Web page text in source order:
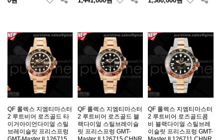
QF 롤렉스 지엠티마스터
2 루트비어 로즈골드 타
이거아이언다이얼 스틸
브레이슬릿 프리스프렁
QF 롤렉스 지엠티마스터
2 루트비어 로즈골드 블
랙다이얼 스틸브레이슬
릿 프리스프렁 GMT-
QF 롤렉스 지엠티마스터
2 루트비어 로즈골드콤
비 블랙다이얼 스틸브레
이슬릿 프리스프렁 GMT-